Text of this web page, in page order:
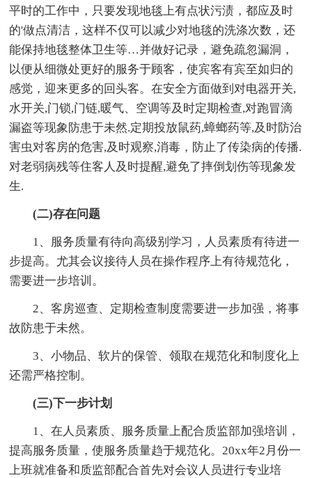
平时的工作中，只要发现地毯上有点状污渍，都应及时
的'做点清洁，这样不仅可以减少对地毯的洗涤次数，还
能保持地毯整体卫生等…并做好记录，避免疏忽漏洞，
以便从细微处更好的服务于顾客，使宾客有宾至如归的
感觉，迎来更多的回头客。在安全方面做到对电器开关,
水开关,门锁,门链,暖气、空调等及时定期检查,对跑冒滴
漏盗等现象防患于未然.定期投放鼠药,蟑螂药等,及时防治
害虫对客房的危害,及时观察,消毒，防止了传染病的传播.
对老弱病残等住客人及时提醒,避免了摔倒划伤等现象发
生.
(二)存在问题
1、服务质量有待向高级别学习，人员素质有待进一
步提高。尤其会议接待人员在操作程序上有待规范化，
需要进一步培训。
2、客房巡查、定期检查制度需要进一步加强，将事
故防患于未然。
3、小物品、软片的保管、领取在规范化和制度化上
还需严格控制。
(三)下一步计划
1、在人员素质、服务质量上配合质监部加强培训，
提高服务质量，使服务质量趋于规范化。20xx年2月份一
上班就准备和质监部配合首先对会议人员进行专业培